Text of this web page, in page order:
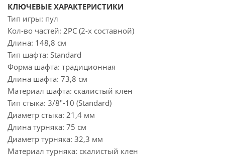
КЛЮЧЕВЫЕ ХАРАКТЕРИСТИКИ
Тип игры: пул
Кол-во частей: 2РС (2-х составной)
Длина: 148,8 см
Тип шафта: Standard
Форма шафта: традиционная
Длина шафта: 73,8 см
Материал шафта: скалистый клен
Тип стыка: 3/8"-10 (Standard)
Диаметр стыка: 21,4 мм
Длина турняка: 75 см
Диаметр турняка: 32,3 мм
Материал турняка: скалистый клен